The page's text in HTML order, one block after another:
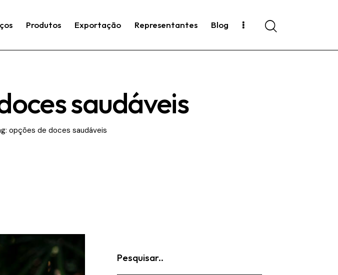
Produtos Exportação Representantes Blog Search
saudáveis
opções de doces saudáveis
Pesquisar..